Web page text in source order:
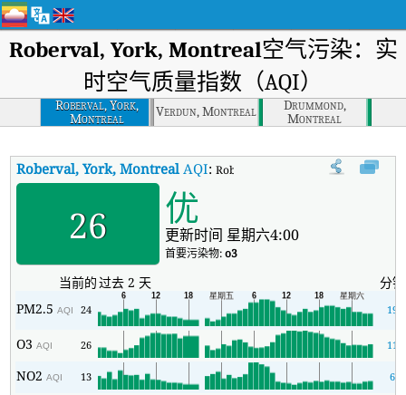
Roberval, York, Montreal空气污染：实
时空气质量指数（AQI）
Roberval, York,
Montreal
Verdun, Montreal
Drummond,
Montreal
Roberval, York, Montreal AQI:Roberval, York, Montreal实时空气质
26 优
更新时间 星期六4:00
首要污染物:o3
当前的过去 2 天
分钟
PM2.5AQI 24 19
O3AQI 26 11
NO2AQI 13 6